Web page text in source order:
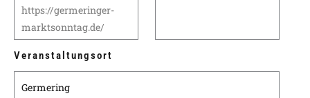
https://germeringer-
marktsonntag.de/
Veranstaltungsort
Germering